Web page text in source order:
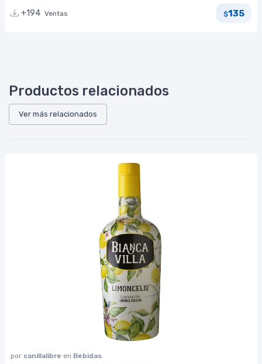
+194 Ventas $135
Productos relacionados
Ver más relacionados
por canillalibre en Bebidas